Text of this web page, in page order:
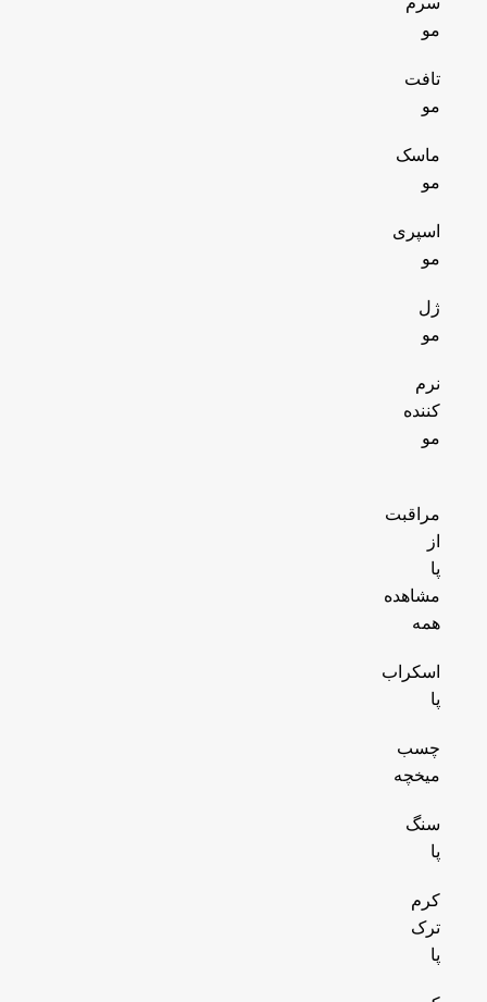
مو
تافت
مو
ماسک
مو
اسپری
مو
ژل
مو
نرم
کننده
مو
مراقبت
از
پا
مشاهده
همه
اسکراب
پا
چسب
میخچه
سنگ
پا
کرم
ترک
پا